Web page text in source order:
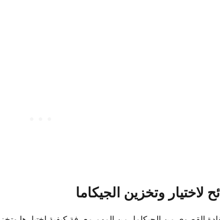
لاختيار وتخزين الجيكاما